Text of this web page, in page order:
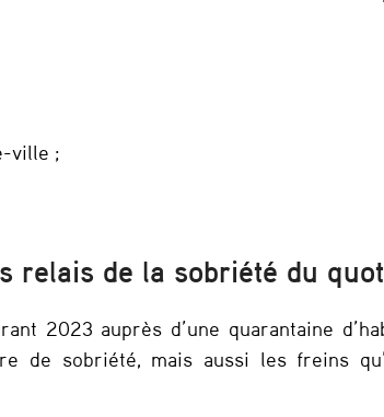
ville ;
relais de la sobriété du
2023 auprès d’une quarantaine
de sobriété, mais aussi les freins